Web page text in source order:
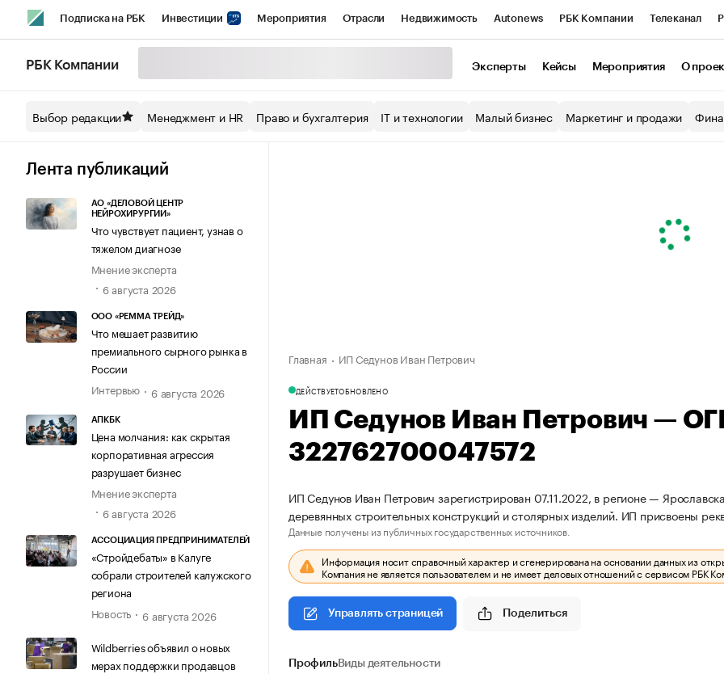
Подписка на РБК Инвестиции Мероприятия Отрасли Недвижимость Autonews РБК Компании Телеканал
Спецпроекты СПб Конференции СПб Спецпроекты Экономика Бизнес
Технологии и медиа
РБК Компании Эксперты Кейсы Мероприятия О
Выбор редакции Менеджмент и HR Право и бухгалтерия IT и технологии Малый бизнес Маркетинг и продажи
Лента публикаций
АО «ДЕЛОВОЙ ЦЕНТР
НЕЙРОХИРУРГИИ»
Что чувствует пациент, узнав о
тяжелом диагнозе
Мнение эксперта
6 августа 2026
ООО «РЕММА ТРЕЙД»
Что мешает развитию
премиального сырного рынка в
России
Интервью
6 августа 2026
АПКБК
Цена молчания: как скрытая
корпоративная агрессия
разрушает бизнес
Мнение эксперта
6 августа 2026
АССОЦИАЦИЯ ПРЕДПРИНИМАТЕЛЕЙ
«Стройдебаты» в Калуге
собрали строителей калужского
региона
Новость
6 августа 2026
Wildberries объявил о новых
мерах поддержки продавцов
Главная ИП Седунов Иван Петрович
ДЕЙСТВУЕТОБНОВЛЕНО
ИП Седунов Иван Петрович —
322762700047572
ИП Седунов Иван Петрович зарегистрирован 07.11.2022, в регионе —
деревянных строительных конструкций и столярных изделий. ИП присвоены
Данные получены из публичных государственных источников.
Информация носит справочный характер и сгенерирована на основании данных из
Компания не является пользователем и не имеет деловых отношений с сервисом РБК
Управлять страницей Поделиться
ПрофильВиды деятельности